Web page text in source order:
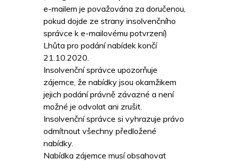
e-mailem je považována za doručenou,
pokud dojde ze strany insolvenčního
správce k e-mailovému potvrzení)
Lhůta pro podání nabídek končí
21.10.2020.
Insolvenční správce upozorňuje
zájemce, že nabídky jsou okamžikem
jejich podání právně závazné a není
možné je odvolat ani zrušit.
Insolvenční správce si vyhrazuje právo
odmítnout všechny předložené
nabídky.
Nabídka zájemce musí obsahovat